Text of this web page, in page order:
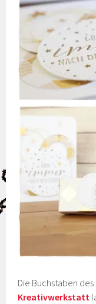
Die Buchstaben des
Kreativwerkstatt